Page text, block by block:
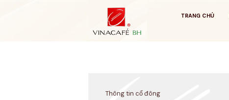
TRANG CHỦ
Thông tin cổ đông